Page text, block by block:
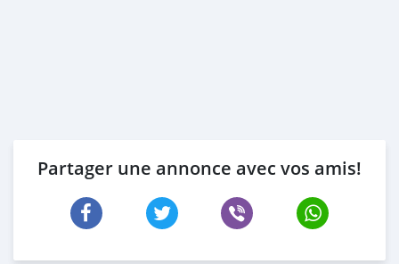
Partager une annonce avec vos amis!